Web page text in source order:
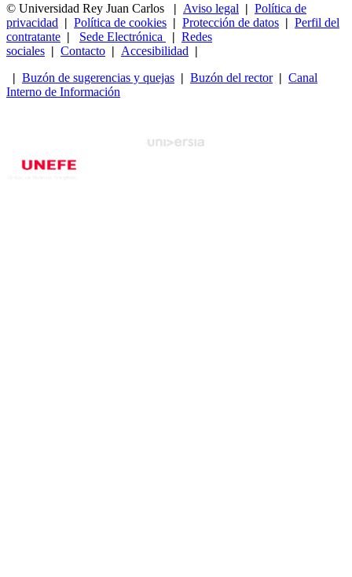
© Universidad Rey Juan Carlos
| Aviso legal | Política de
privacidad | Política de cookies | Protección de datos | Perfil del
contratante | Sede Electrónica | Redes
sociales | Contacto | Accesibilidad |
| Buzón de sugerencias y quejas | Buzón del rector| Canal
Interno de Información